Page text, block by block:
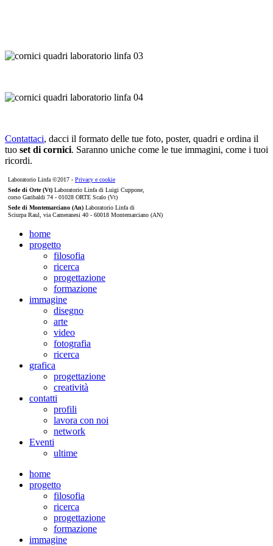
Contattaci, dacci il formato delle tue foto, poster, quadri e ordina il
tuo set di cornici. Saranno uniche come le tue immagini, come i tuoi
ricordi.
Laboratorio Linfa ©2017 - Privacy e cookie
Sede di Orte (Vt) Laboratorio Linfa di Luigi Cuppone,
corso Garibaldi 74 - 01028 ORTE Scalo (Vt)
Sede di Montemarciano (An) Laboratorio Linfa di
Sciurpa Raul, via Cameranesi 40 - 60018 Montemarciano (AN)
home
progetto
filosofia
ricerca
progettazione
formazione
immagine
disegno
arte
video
fotografia
ricerca
grafica
progettazione
creatività
contatti
profili
lavora con noi
network
Eventi
ultime
home
progetto
filosofia
ricerca
progettazione
formazione
immagine